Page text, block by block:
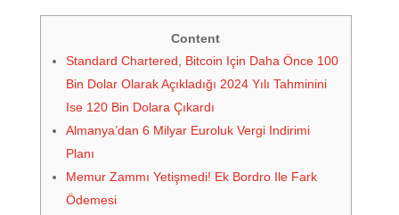
Content
Standard Chartered, Bitcoin Için Daha Önce 100
Bin Dolar Olarak Açıkladığı 2024 Yılı Tahminini
Ise 120 Bin Dolara Çıkardı
Almanya’dan 6 Milyar Euroluk Vergi Indirimi
Planı
Memur Zammı Yetişmedi! Ek Bordro Ile Fark
Ödemesi